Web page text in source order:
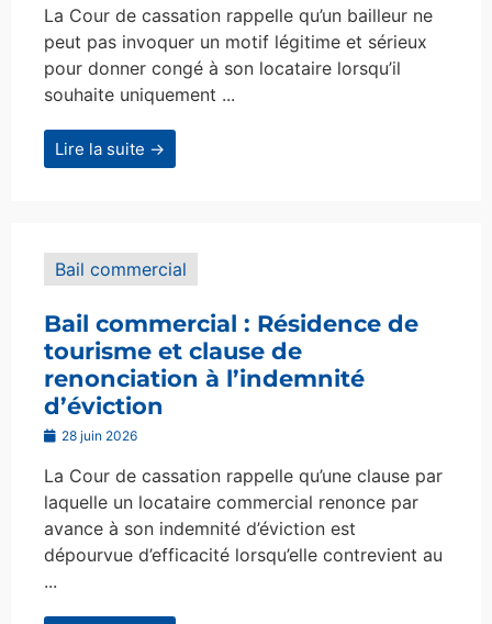
La Cour de cassation rappelle qu’un bailleur ne
peut pas invoquer un motif légitime et sérieux
pour donner congé à son locataire lorsqu’il
souhaite uniquement ...
Lire la suite →
Bail commercial
Bail commercial : Résidence de
tourisme et clause de
renonciation à l’indemnité
d’éviction
28 juin 2026
La Cour de cassation rappelle qu’une clause par
laquelle un locataire commercial renonce par
avance à son indemnité d’éviction est
dépourvue d’efficacité lorsqu’elle contrevient au
...